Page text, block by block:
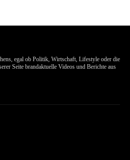
egal ob Politik, Wirtschaft, Lifestyle oder die
Seite brandaktuelle Videos und Berichte aus